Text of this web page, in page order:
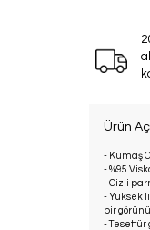
Ürün
- Kumaş
- %95
- Gizli
- Yüksek
bir
- Tesettür